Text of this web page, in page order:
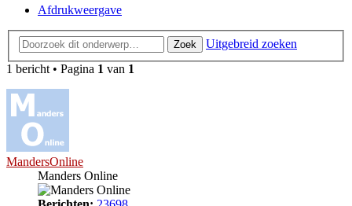
Afdrukweergave
Zoek
Uitgebreid zoeken
1 bericht • Pagina 1 van 1
MandersOnline
Manders Online